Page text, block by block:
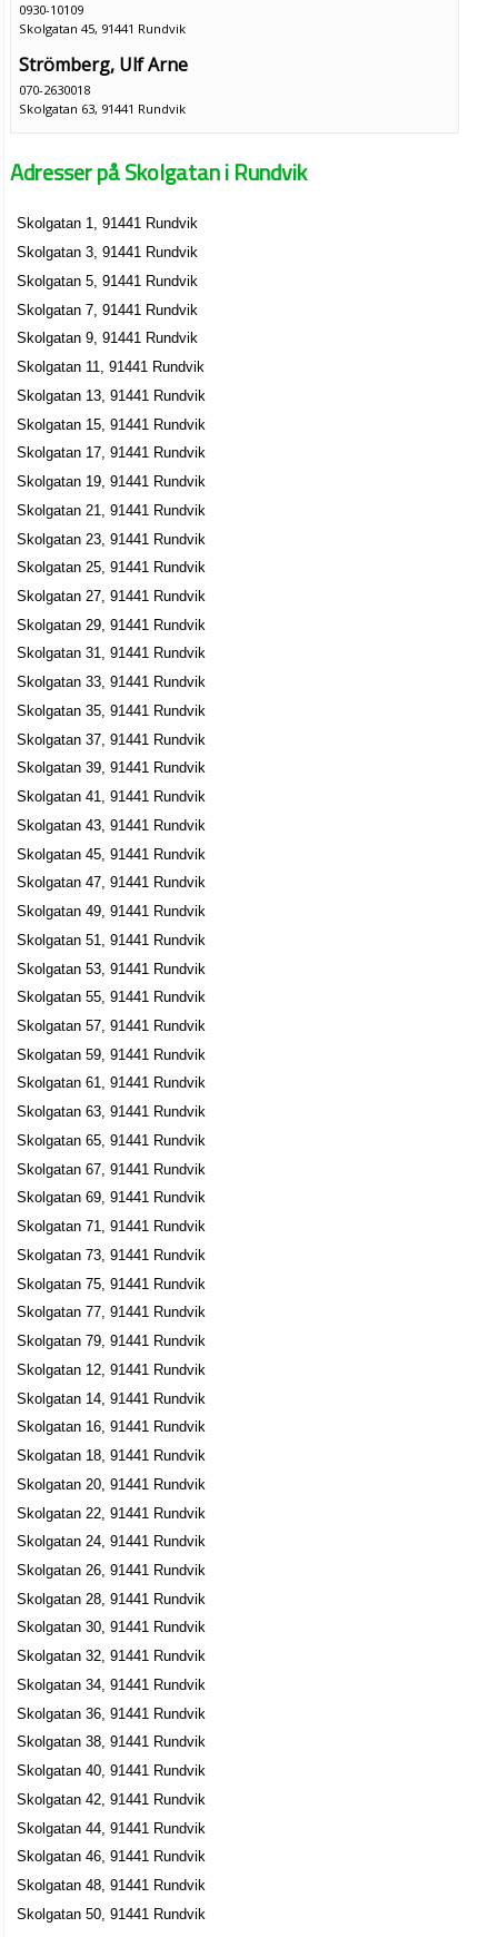
0930-10109
Skolgatan 45, 91441 Rundvik
Strömberg, Ulf Arne
070-2630018
Skolgatan 63, 91441 Rundvik
0930-70192
Skolgatan 7, 91441 Rundvik
Rådal & Seif KB
Skolgatan 79, 91441 Rundvik
Adresser på Skolgatan i Rundvik
Skolgatan 1, 91441 Rundvik
Skolgatan 3, 91441 Rundvik
Skolgatan 5, 91441 Rundvik
Skolgatan 7, 91441 Rundvik
Skolgatan 9, 91441 Rundvik
Skolgatan 11, 91441 Rundvik
Skolgatan 13, 91441 Rundvik
Skolgatan 15, 91441 Rundvik
Skolgatan 17, 91441 Rundvik
Skolgatan 19, 91441 Rundvik
Skolgatan 21, 91441 Rundvik
Skolgatan 23, 91441 Rundvik
Skolgatan 25, 91441 Rundvik
Skolgatan 27, 91441 Rundvik
Skolgatan 29, 91441 Rundvik
Skolgatan 31, 91441 Rundvik
Skolgatan 33, 91441 Rundvik
Skolgatan 35, 91441 Rundvik
Skolgatan 37, 91441 Rundvik
Skolgatan 39, 91441 Rundvik
Skolgatan 41, 91441 Rundvik
Skolgatan 43, 91441 Rundvik
Skolgatan 45, 91441 Rundvik
Skolgatan 47, 91441 Rundvik
Skolgatan 49, 91441 Rundvik
Skolgatan 51, 91441 Rundvik
Skolgatan 53, 91441 Rundvik
Skolgatan 55, 91441 Rundvik
Skolgatan 57, 91441 Rundvik
Skolgatan 59, 91441 Rundvik
Skolgatan 61, 91441 Rundvik
Skolgatan 63, 91441 Rundvik
Skolgatan 65, 91441 Rundvik
Skolgatan 67, 91441 Rundvik
Skolgatan 69, 91441 Rundvik
Skolgatan 71, 91441 Rundvik
Skolgatan 73, 91441 Rundvik
Skolgatan 75, 91441 Rundvik
Skolgatan 77, 91441 Rundvik
Skolgatan 79, 91441 Rundvik
Skolgatan 12, 91441 Rundvik
Skolgatan 14, 91441 Rundvik
Skolgatan 16, 91441 Rundvik
Skolgatan 18, 91441 Rundvik
Skolgatan 20, 91441 Rundvik
Skolgatan 22, 91441 Rundvik
Skolgatan 24, 91441 Rundvik
Skolgatan 26, 91441 Rundvik
Skolgatan 28, 91441 Rundvik
Skolgatan 30, 91441 Rundvik
Skolgatan 32, 91441 Rundvik
Skolgatan 34, 91441 Rundvik
Skolgatan 36, 91441 Rundvik
Skolgatan 38, 91441 Rundvik
Skolgatan 40, 91441 Rundvik
Skolgatan 42, 91441 Rundvik
Skolgatan 44, 91441 Rundvik
Skolgatan 46, 91441 Rundvik
Skolgatan 48, 91441 Rundvik
Skolgatan 50, 91441 Rundvik